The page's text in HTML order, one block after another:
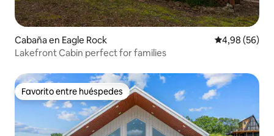
Cabaña en Eagle Rock Calificación
4,98 (56)
Lakefront Cabin perfect for families
Favorito entre huéspedes
Favorito entre huéspedes